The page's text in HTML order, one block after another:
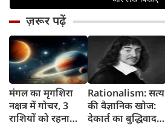
ज़रूर पढ़ें
मंगल का मृगशिरा
नक्षत्र में गोचर, 3
राशियों को रहना
Rationalism: सत्य
की वैज्ञानिक खोज:
देकार्त का बुद्धिवाद